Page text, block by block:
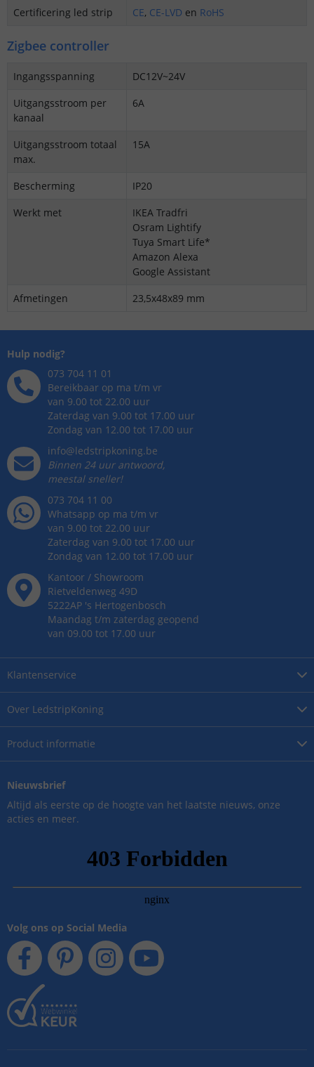
Certificering led strip
CE, CE-LVD en RoHS
Zigbee controller
Ingangsspanning
DC12V~24V
Uitgangsstroom per
kanaal
6A
Uitgangsstroom totaal
max.
15A
Bescherming
IP20
Werkt met
IKEA Tradfri
Osram Lightify
Tuya Smart Life*
Amazon Alexa
Google Assistant
Afmetingen
23,5x48x89 mm
Over LedstripKoning
Product informatie
Klantenservice
Hulp nodig?
073 704 11 01
Bereikbaar op ma t/m vr
van 9.00 tot 22.00 uur
Zaterdag van 9.00 tot 17.00 uur
Zondag van 12.00 tot 17.00 uur
info@ledstripkoning.be
Binnen 24 uur antwoord,
meestal sneller!
073 704 11 00
Whatsapp op ma t/m vr
van 9.00 tot 22.00 uur
Zaterdag van 9.00 tot 17.00 uur
Zondag van 12.00 tot 17.00 uur
Kantoor / Showroom
Rietveldenweg 49D
5222AP 's Hertogenbosch
Maandag t/m zaterdag geopend
van 09.00 tot 17.00 uur
Nieuwsbrief
Altijd als eerste op de hoogte van het laatste nieuws, onze
acties en meer.
Volg ons op Social Media